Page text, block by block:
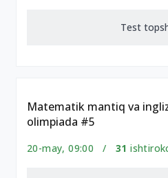
Test
Matematik mantiq va
olimpiada #5
20-may, 09:00 / 31